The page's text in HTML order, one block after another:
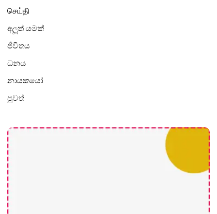
செய்தி
අලූත් යමක්
ජීවිතය
ධනය
නායකයෝ
පුවත්